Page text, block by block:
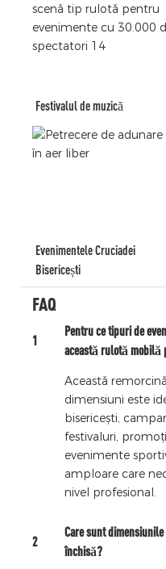
Festivalul de muzică
Evenimentele Cruciadei
Bisericești
FAQ
1
Pentru ce tipuri de
această rulotă mobilă
Această
dimensiuni este
bisericești,
festivaluri,
evenimente
amploare care
nivel profesional.
2
Care sunt
închisă?